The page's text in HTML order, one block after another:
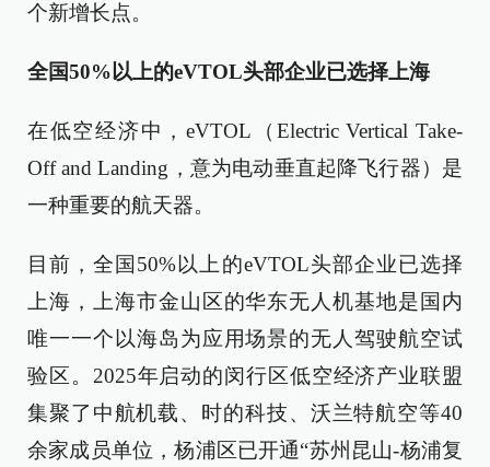
个新增长点。
全国50%以上的eVTOL头部企业已选择上海
在低空经济中，eVTOL（Electric Vertical Take-
Off and Landing，意为电动垂直起降飞行器）是
一种重要的航天器。
目前，全国50%以上的eVTOL头部企业已选择
上海，上海市金山区的华东无人机基地是国内
唯一一个以海岛为应用场景的无人驾驶航空试
验区。2025年启动的闵行区低空经济产业联盟
集聚了中航机载、时的科技、沃兰特航空等40
余家成员单位，杨浦区已开通“苏州昆山-杨浦复